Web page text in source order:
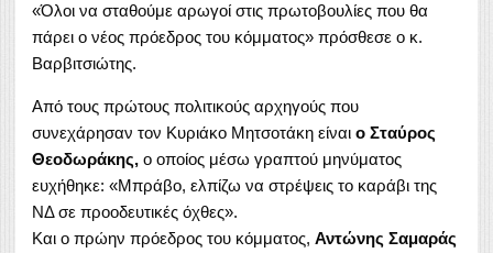
«Όλοι να σταθούμε αρωγοί στις πρωτοβουλίες που θα
πάρει ο νέος πρόεδρος του κόμματος» πρόσθεσε ο κ.
Βαρβιτσιώτης.
Από τους πρώτους πολιτικούς αρχηγούς που
συνεχάρησαν τον Κυριάκο Μητσοτάκη είναι ο Σταύρος
Θεοδωράκης, ο οποίος μέσω γραπτού μηνύματος
ευχήθηκε: «Μπράβο, ελπίζω να στρέψεις το καράβι της
ΝΔ σε προοδευτικές όχθες».
Και ο πρώην πρόεδρος του κόμματος, Αντώνης Σαμαράς